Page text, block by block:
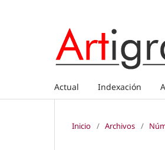
Actual Indexación
Inicio / Archivos /